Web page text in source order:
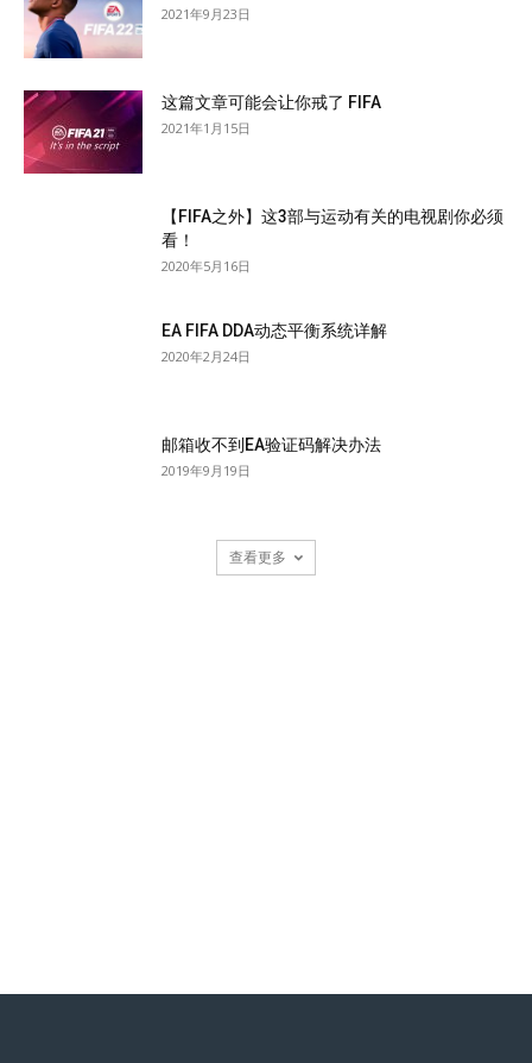
2021年9月23日
这篇文章可能会让你戒了 FIFA
2021年1月15日
【FIFA之外】这3部与运动有关的电视剧你必须
看！
2020年5月16日
EA FIFA DDA动态平衡系统详解
2020年2月24日
邮箱收不到EA验证码解决办法
2019年9月19日
查看更多